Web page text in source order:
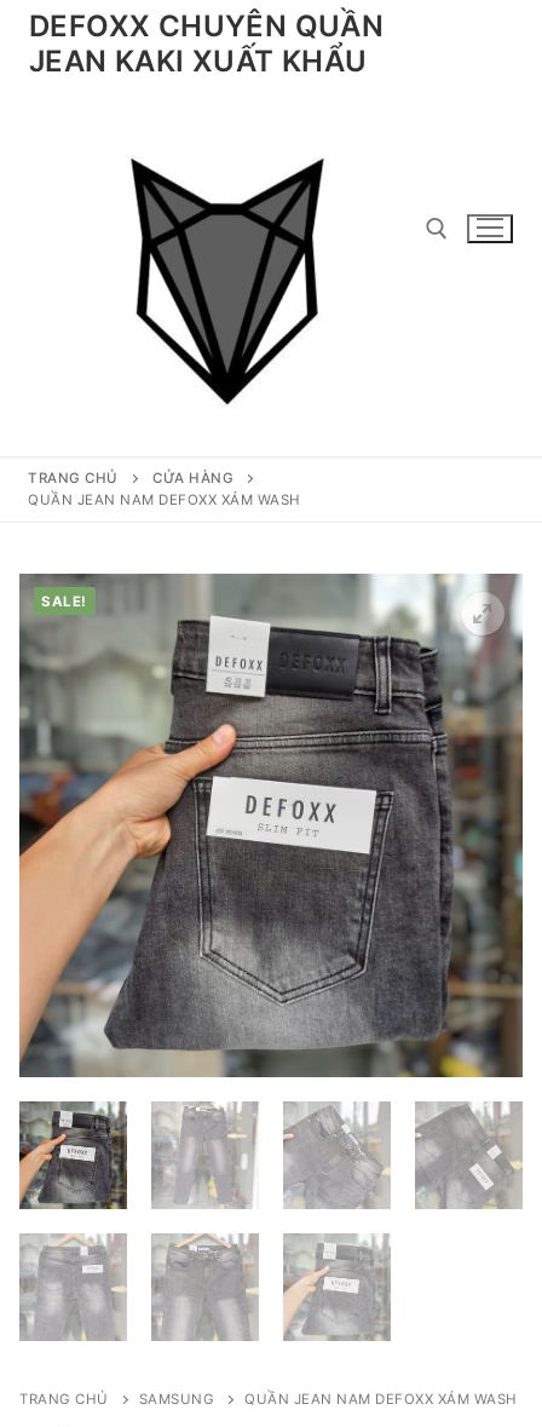
Chuyển
đếnDEFOXX CHUYÊN QUẦN
JEAN KAKI XUẤT KHẨU
Tìm kiếm cho:
TRANG CHỦ
CỬA HÀNG
QUẦN JEAN NAM DEFOXX XÁM WASH
SALE!
TRANG CHỦ SAMSUNG QUẦN JEAN NAM DEFOXX XÁM WASH